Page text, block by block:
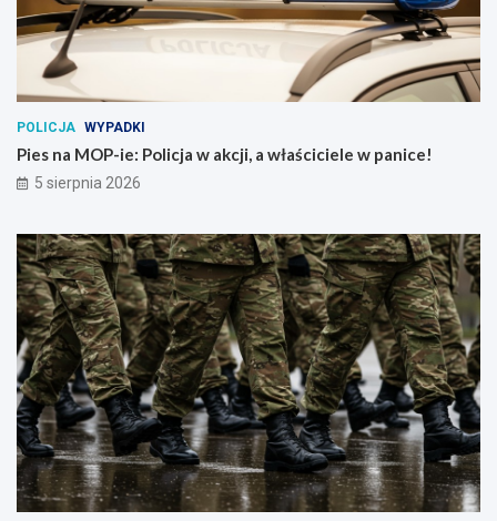
POLICJA WYPADKI
Pies na MOP-ie: Policja w akcji, a właściciele w panice!
5 sierpnia 2026